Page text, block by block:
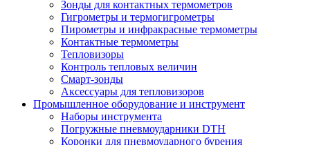
Зонды для контактных термометров
Гигрометры и термогигрометры
Пирометры и инфракрасные термометры
Контактные термометры
Тепловизоры
Контроль тепловых величин
Смарт-зонды
Аксессуары для тепловизоров
Промышленное оборудование и инструмент
Наборы инструмента
Погружные пневмоударники DTH
Коронки для пневмоударного бурения